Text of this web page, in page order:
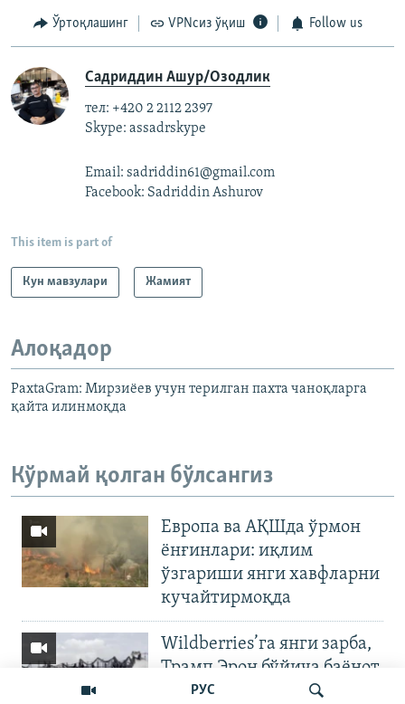
РУС
Ўртоқлашинг VPNсиз ўқиш Follow us
Садриддин Ашур/Озодлик
тел: +420 2 2112 2397
Skype: assadrskype
Email: sadriddin61@gmail.com
Facebook: Sadriddin Ashurov
This item is part of
Кун мавзулари Жамият
Алоқадор
PaxtaGram: Мирзиёев учун терилган пахта чаноқларга
қайта илинмоқда
Кўрмай қолган бўлсангиз
Европа ва АҚШда ўрмон
ёнғинлари: иқлим
ўзгариши янги хавфларни
кучайтирмоқда
Wildberries’га янги зарба,
Трамп Эрон бўйича баёнот
қилди